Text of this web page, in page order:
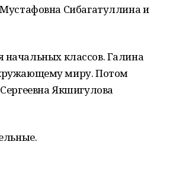
Сибагатуллина и
начальных классов. Галина
миру. Потом
Якшигулова